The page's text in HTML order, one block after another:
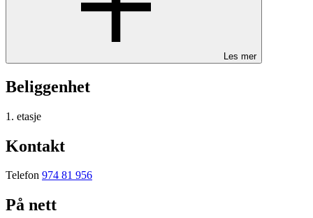
Les mer
Beliggenhet
1. etasje
Kontakt
Telefon 974 81 956
På nett